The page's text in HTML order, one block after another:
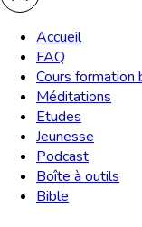
Accueil
FAQ
Cours formation
Méditations
Etudes
Jeunesse
Podcast
Boîte à outils
Bible